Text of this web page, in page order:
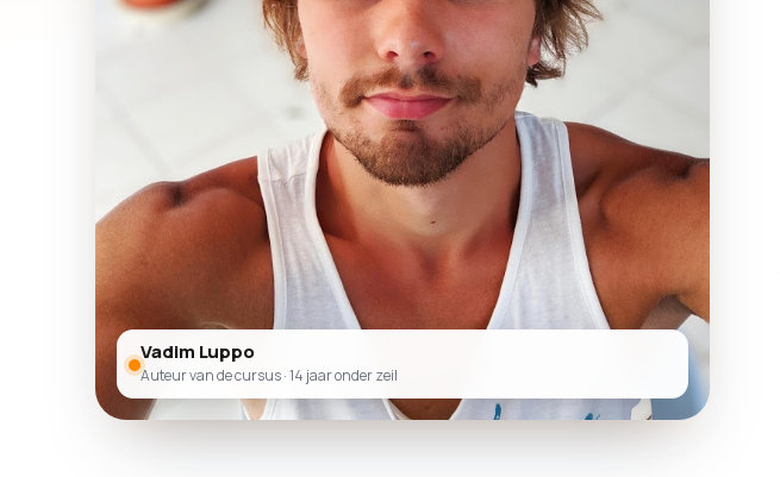
Vadim Luppo
Auteur van de cursus · 14 jaar onder zeil